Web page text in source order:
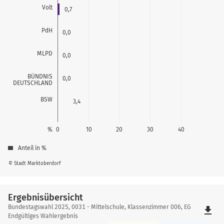
Volt
PdH
MLPD
BÜNDNIS
DEUTSCHLAND
BSW
0 10 20 30 40
%
0,7
0,0
0,0
0,0
3,4
© Stadt Marktoberdorf
Anteil in %
Ergebnisübersicht
Ergebnisübersicht
Bundestagswahl 2025, 0031 - Mittelschule, Klassenzimmer 006, EG
Endgültiges Wahlergebnis
file_download